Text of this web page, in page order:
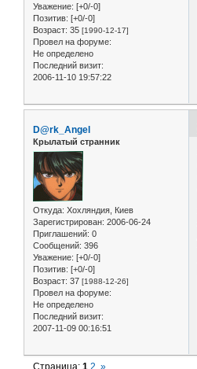
Уважение: [+0/-0]
Позитив: [+0/-0]
Возраст: 35 [1990-12-17]
Провел на форуме:
Не определено
Последний визит:
2006-11-10 19:57:22
D@rk_Angel
Крылатый странник
Откуда: Хохляндия, Киев
Зарегистрирован: 2006-06-24
Приглашений: 0
Сообщений: 396
Уважение: [+0/-0]
Позитив: [+0/-0]
Возраст: 37 [1988-12-26]
Провел на форуме:
Не определено
Последний визит:
2007-11-09 00:16:51
Страница:1 2 »